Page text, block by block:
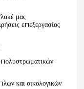
μας
επεξεργασίας
και οικολογικών